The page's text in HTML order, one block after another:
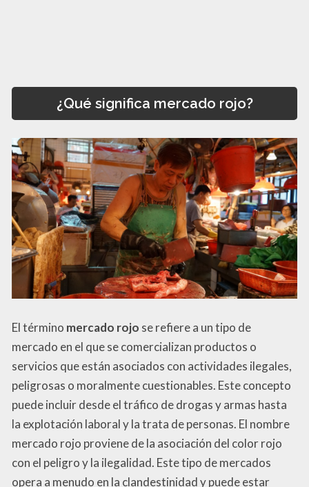
¿Qué significa mercado rojo?
El término mercado rojo se refiere a un tipo de
mercado en el que se comercializan productos o
servicios que están asociados con actividades ilegales,
peligrosas o moralmente cuestionables. Este concepto
puede incluir desde el tráfico de drogas y armas hasta
la explotación laboral y la trata de personas. El nombre
mercado rojo proviene de la asociación del color rojo
con el peligro y la ilegalidad. Este tipo de mercados
opera a menudo en la clandestinidad y puede estar